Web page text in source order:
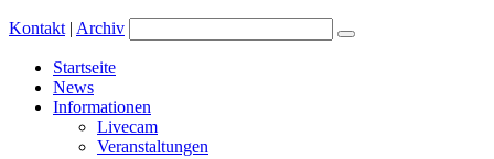
Kontakt | Archiv
Startseite
News
Informationen
Livecam
Veranstaltungen